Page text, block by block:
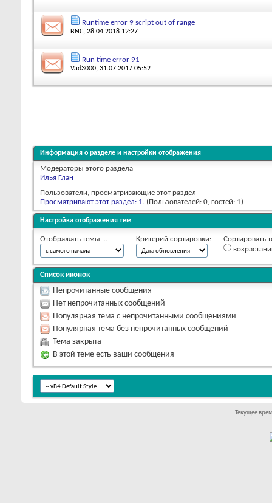
Runtime error 9 script out of range
BNC, 28.04.2018 12:27
Run time error 91
Vad3000, 31.07.2017 05:52
Информация о разделе и настройки отображения
Модераторы этого раздела
Илья Глан
Пользователи, просматривающие этот раздел
Просматривают этот раздел: 1. (Пользователей: 0, гостей: 1)
Настройка отображения тем
Отображать темы ... Критерий сортировки:
Сортировать
Список иконок
Непрочитанные сообщения
Нет непрочитанных сообщений
Популярная тема с непрочитанными сообщениями
Популярная тема без непрочитанных сообщений
Тема закрыта
В этой теме есть ваши сообщения
Текущее